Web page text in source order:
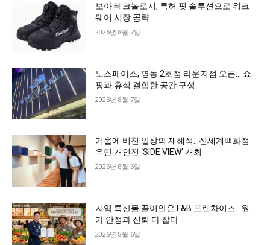
보아 테크놀로지, 특허 핏 솔루션으로 워크
웨어 시장 공략
2026년 8월 7일
노스페이스, 명동 2호점 라운지점 오픈… 쇼
핑과 휴식 결합한 공간 구성
2026년 8월 7일
거울에 비친 일상의 재해석…신세계백화점
유민 개인전 ‘SIDE VIEW’ 개최
2026년 8월 6일
지역 특산물 끌어안은 F&B 프랜차이즈…원
가 안정과 신뢰 다 잡다
2026년 8월 6일